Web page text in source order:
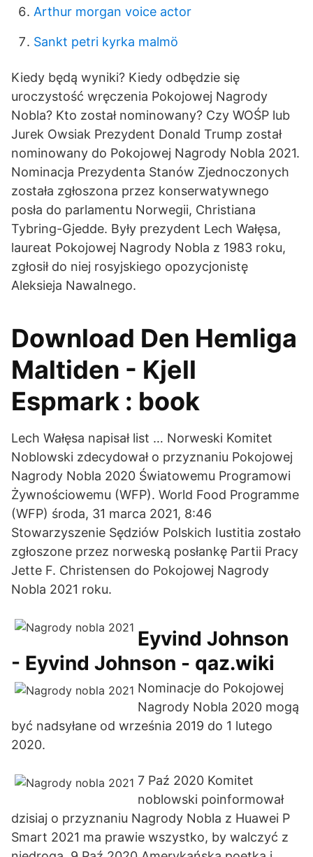
Arthur morgan voice actor
Sankt petri kyrka malmö
Kiedy będą wyniki? Kiedy odbędzie się
uroczystość wręczenia Pokojowej Nagrody
Nobla? Kto został nominowany? Czy WOŚP lub
Jurek Owsiak Prezydent Donald Trump został
nominowany do Pokojowej Nagrody Nobla 2021.
Nominacja Prezydenta Stanów Zjednoczonych
została zgłoszona przez konserwatywnego
posła do parlamentu Norwegii, Christiana
Tybring-Gjedde. Były prezydent Lech Wałęsa,
laureat Pokojowej Nagrody Nobla z 1983 roku,
zgłosił do niej rosyjskiego opozycjonistę
Aleksieja Nawalnego.
Download Den Hemliga
Maltiden - Kjell
Espmark : book
Lech Wałęsa napisał list … Norweski Komitet
Noblowski zdecydował o przyznaniu Pokojowej
Nagrody Nobla 2020 Światowemu Programowi
Żywnościowemu (WFP). World Food Programme
(WFP) środa, 31 marca 2021, 8:46
Stowarzyszenie Sędziów Polskich Iustitia zostało
zgłoszone przez norweską posłankę Partii Pracy
Jette F. Christensen do Pokojowej Nagrody
Nobla 2021 roku.
Eyvind Johnson
- Eyvind Johnson - qaz.wiki
Nominacje do Pokojowej
Nagrody Nobla 2020 mogą
być nadsyłane od września 2019 do 1 lutego
2020.
7 Paź 2020 Komitet
noblowski poinformował
dzisiaj o przyznaniu Nagrody Nobla z Huawei P
Smart 2021 ma prawie wszystko, by walczyć z